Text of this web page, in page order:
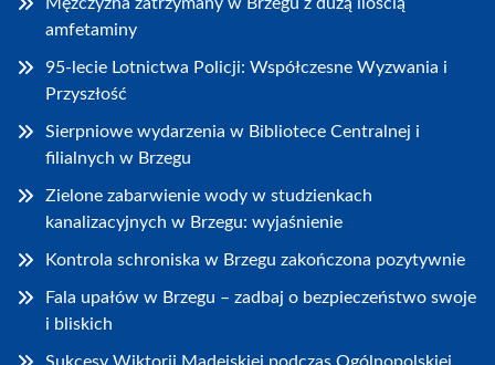
Mężczyzna zatrzymany w Brzegu z dużą ilością
amfetaminy
95-lecie Lotnictwa Policji: Współczesne Wyzwania i
Przyszłość
Sierpniowe wydarzenia w Bibliotece Centralnej i
filialnych w Brzegu
Zielone zabarwienie wody w studzienkach
kanalizacyjnych w Brzegu: wyjaśnienie
Kontrola schroniska w Brzegu zakończona pozytywnie
Fala upałów w Brzegu – zadbaj o bezpieczeństwo swoje
i bliskich